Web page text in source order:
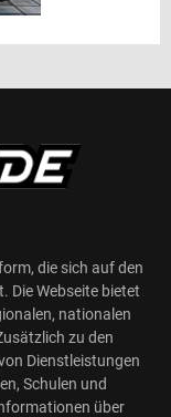
die sich auf den
Die Webseite bietet
nationalen
zu den
Dienstleistungen
Schulen und
über